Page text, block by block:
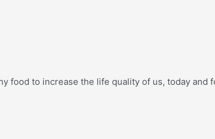
food to increase the life quality of us, today and